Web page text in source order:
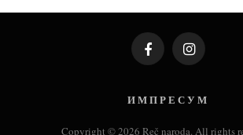
FacebookInstagram
И М П Р Е С У М
Copyright © 2026 Reč naroda. All rights